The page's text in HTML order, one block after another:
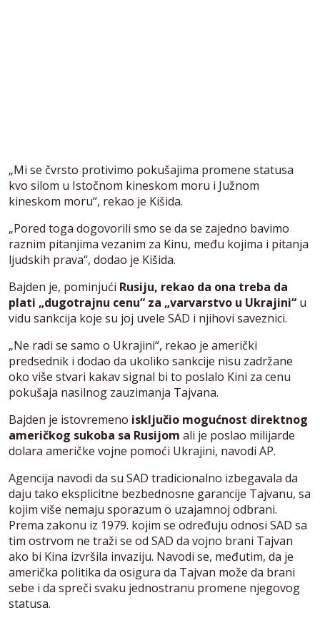
„Mi se čvrsto protivimo pokušajima promene statusa
kvo silom u Istočnom kineskom moru i Južnom
kineskom moru“, rekao je Kišida.
„Pored toga dogovorili smo se da se zajedno bavimo
raznim pitanjima vezanim za Kinu, među kojima i pitanja
ljudskih prava“, dodao je Kišida.
Bajden je, pominjući Rusiju, rekao da ona treba da
plati „dugotrajnu cenu“ za „varvarstvo u Ukrajini“ u
vidu sankcija koje su joj uvele SAD i njihovi saveznici.
„Ne radi se samo o Ukrajini“, rekao je američki
predsednik i dodao da ukoliko sankcije nisu zadržane
oko više stvari kakav signal bi to poslalo Kini za cenu
pokušaja nasilnog zauzimanja Tajvana.
Bajden je istovremeno isključio mogućnost direktnog
američkog sukoba sa Rusijom ali je poslao milijarde
dolara američke vojne pomoći Ukrajini, navodi AP.
Agencija navodi da su SAD tradicionalno izbegavala da
daju tako eksplicitne bezbednosne garancije Tajvanu, sa
kojim više nemaju sporazum o uzajamnoj odbrani.
Prema zakonu iz 1979. kojim se određuju odnosi SAD sa
tim ostrvom ne traži se od SAD da vojno brani Tajvan
ako bi Kina izvršila invaziju. Navodi se, međutim, da je
američka politika da osigura da Tajvan može da brani
sebe i da spreči svaku jednostranu promene njegovog
statusa.